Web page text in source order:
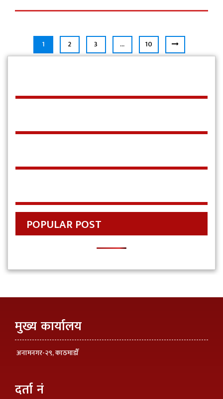
1 2 3 … 10
POPULAR POST
मुख्य कार्यालय
अनामनगर-२९, काठमाडाैँ
दर्ता नं